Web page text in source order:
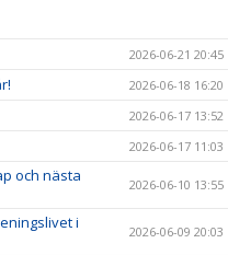
2026-06-21 20:45
2026-06-18 16:20
2026-06-17 13:52
2026-06-17 11:03
och nästa
2026-06-10 13:55
i
2026-06-09 20:03